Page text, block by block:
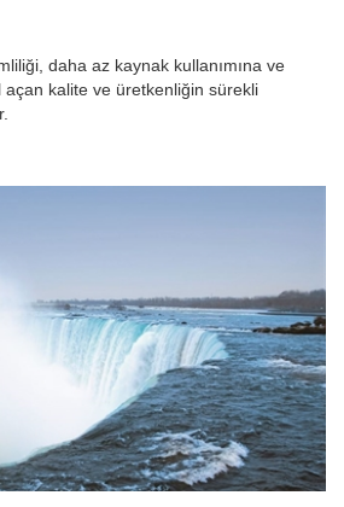
daha az kaynak kullanımına ve
açan kalite ve üretkenliğin sürekli